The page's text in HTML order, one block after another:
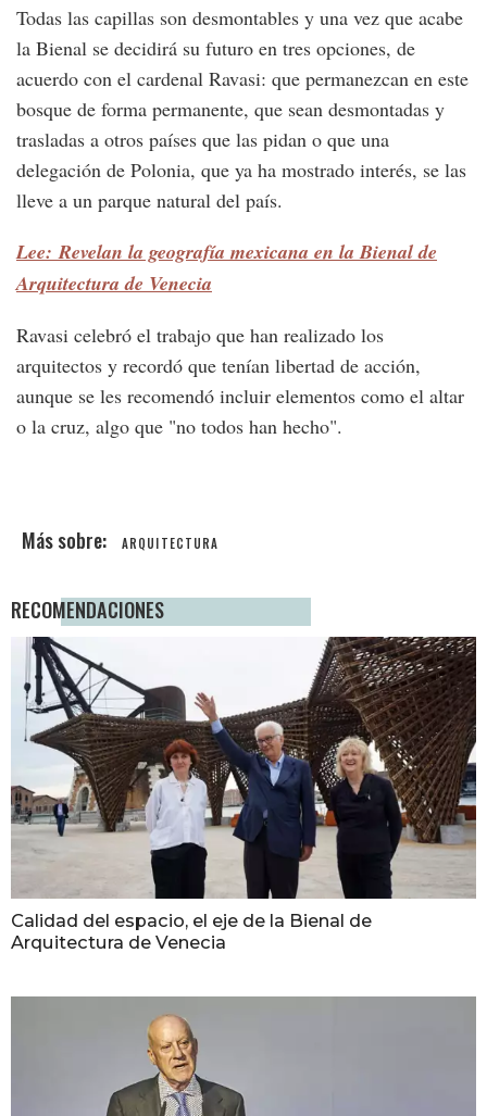
Todas las capillas son desmontables y una vez que acabe
la Bienal se decidirá su futuro en tres opciones, de
acuerdo con el cardenal Ravasi: que permanezcan en este
bosque de forma permanente, que sean desmontadas y
trasladas a otros países que las pidan o que una
delegación de Polonia, que ya ha mostrado interés, se las
lleve a un parque natural del país.
Lee: Revelan la geografía mexicana en la Bienal de
Arquitectura de Venecia
Ravasi celebró el trabajo que han realizado los
arquitectos y recordó que tenían libertad de acción,
aunque se les recomendó incluir elementos como el altar
o la cruz, algo que "no todos han hecho".
ARQUITECTURA
RECOMENDACIONES
Calidad del espacio, el eje de la Bienal de
Arquitectura de Venecia